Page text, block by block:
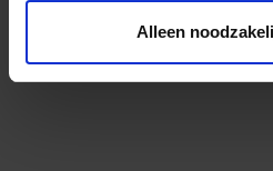
Alleen